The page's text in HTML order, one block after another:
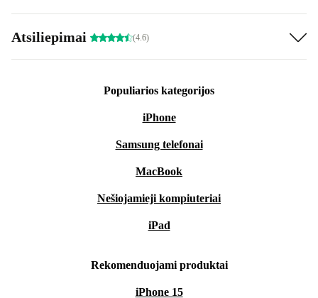
Atsiliepimai (4.6)
Populiarios kategorijos
iPhone
Samsung telefonai
MacBook
Nešiojamieji kompiuteriai
iPad
Rekomenduojami produktai
iPhone 15